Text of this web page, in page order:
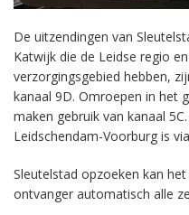
De uitzendingen van
Katwijk die de Leidse regio
verzorgingsgebied hebben,
kanaal 9D. Omroepen in het
maken gebruik van kanaal
Leidschendam-Voorburg is
Sleutelstad opzoeken kan
ontvanger automatisch alle